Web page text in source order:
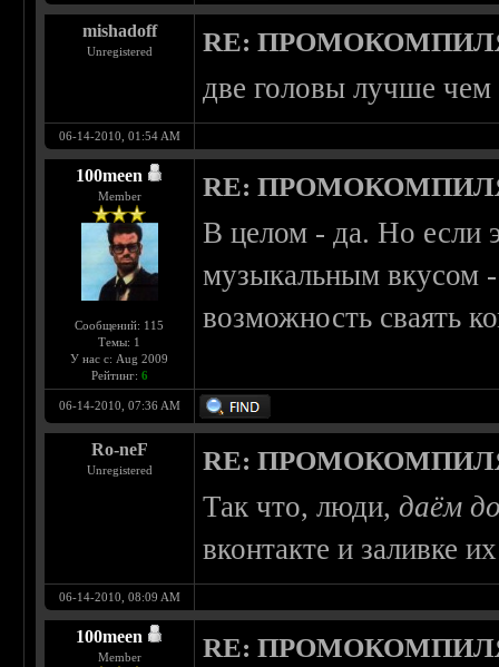
mishadoff
Unregistered RE:
две головы лучше чем
06-14-2010, 01:54 AM
100meen
Member
Сообщений: 115
Темы: 1
У нас с: Aug 2009
Рейтинг: 6
RE:
В целом - да. Но если
музыкальным вкусом
возможность сваять
06-14-2010, 07:36 AM
Ro-neF
Unregistered RE:
Так что, люди,даём
вконтакте и заливке
06-14-2010, 08:09 AM
100meen
Member RE: